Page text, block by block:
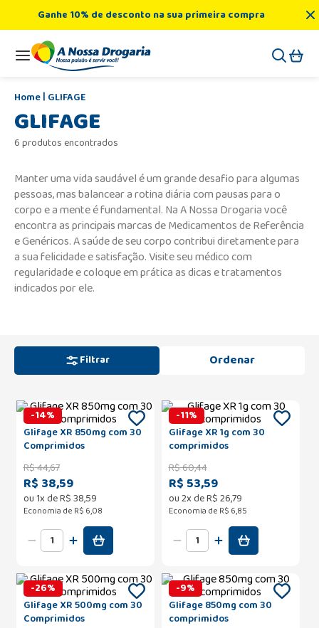
Ganhe 10% de desconto na sua primeira compra
GLIFAGE
GLIFAGE
6 produtos encontrados
Manter uma vida saudável é um grande desafio para algumas
pessoas, mas balancear a rotina diária com pausas para o
corpo e a mente é fundamental. Na A Nossa Drogaria você
encontra as principais marcas de Medicamentos de Referência
e Genéricos. A saúde de seu corpo contribui diretamente para
a sua felicidade e satisfação. Visite seu médico com
regularidade e coloque em prática as dicas e tratamentos
indicados por ele.
Filtrar
-14%
Glifage XR 850mg com 30
Comprimidos
R$44,67
R$ 38,59
ou1x deR$38,59
Economia de R$ 6,08
-11%
Glifage XR 1g com 30
comprimidos
R$60,44
R$ 53,59
ou2x deR$26,79
Economia de R$ 6,85
-26%
Glifage XR 500mg com 30
Comprimidos
-9%
Glifage 850mg com 30
comprimidos